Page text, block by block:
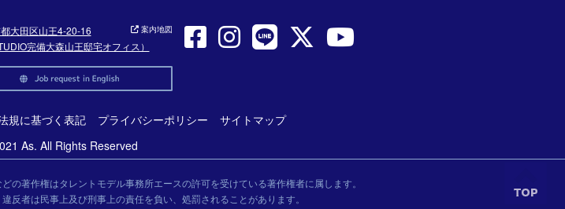
大田区山王4-20-16
完備大森山王邸宅オフィス）
案内地図
規に基づく表記 プライバシーポリシー
サイトマップ
As. All Rights Reserved
著作権はタレントモデル事務所エースの許可を受けている著作権者に属します。
反者は民事上及び刑事上の責任を負い、処罰されることがあります。